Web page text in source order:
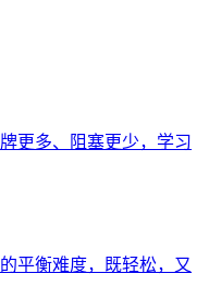
更多、阻塞更少，学习
平衡难度，既轻松，又